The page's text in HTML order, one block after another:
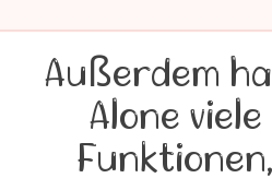
Außerdem
Alone